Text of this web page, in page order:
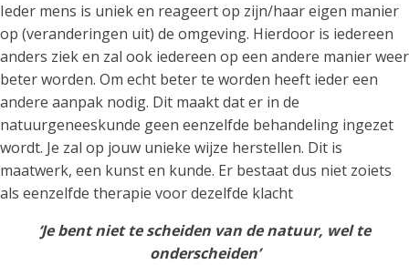
Ieder mens is uniek en reageert op zijn/haar eigen manier
op (veranderingen uit) de omgeving. Hierdoor is iedereen
anders ziek en zal ook iedereen op een andere manier weer
beter worden. Om echt beter te worden heeft ieder een
andere aanpak nodig. Dit maakt dat er in de
natuurgeneeskunde geen eenzelfde behandeling ingezet
wordt. Je zal op jouw unieke wijze herstellen. Dit is
maatwerk, een kunst en kunde. Er bestaat dus niet zoiets
als eenzelfde therapie voor dezelfde klacht
‘Je bent niet te scheiden van de natuur, wel te
onderscheiden’